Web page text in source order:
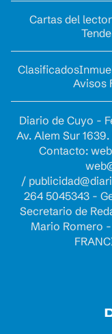
Cartas del lector
Clasificados
Avisos
Diario de Cuyo -
Av. Alem Sur
Contacto:
/
264 5045343 -
Secretario de
Mario Romero